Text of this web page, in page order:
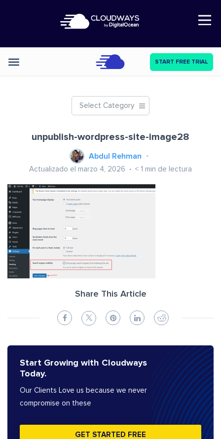
Open Nav
Categories START FREE TRIAL
Select Category
unpublish-wordpress-site-image28
Abdul Rehman
Actualizado el marzo 4, 2026 < 1 min de lectura
Share This Article
Start Growing with Cloudways
Today.
Our Clients Love us because we never
compromise on these
GET STARTED FREE